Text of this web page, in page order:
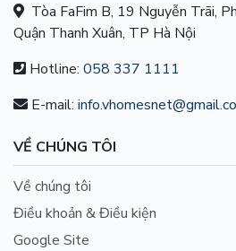
Tòa FaFim B, 19 Nguyễn Trãi,
Quận Thanh Xuân, TP Hà Nội
Hotline: 058 337 1111
E-mail:
VỀ CHÚNG TÔI
Về chúng tôi
Điều khoản & Điều kiện
Google Site